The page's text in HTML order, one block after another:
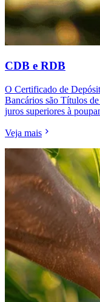
CDB e RDB
O Certificado de
Bancários são Títulos
juros superiores à
Veja mais